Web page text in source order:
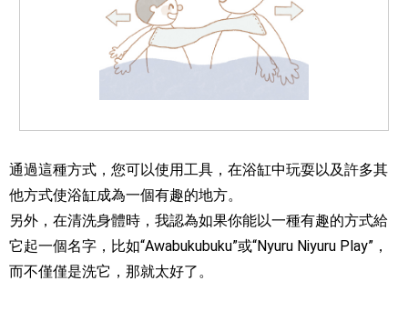
通過這種方式，您可以使用工具，在浴缸中玩耍以及許多其
他方式使浴缸成為一個有趣的地方。
另外，在清洗身體時，我認為如果你能以一種有趣的方式給
它起一個名字，比如“Awabukubuku”或“Nyuru Niyuru Play”，
而不僅僅是洗它，那就太好了。